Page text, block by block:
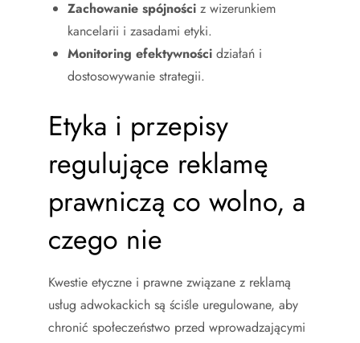
Zachowanie spójności z wizerunkiem
kancelarii i zasadami etyki.
Monitoring efektywności działań i
dostosowywanie strategii.
Etyka i przepisy
regulujące reklamę
prawniczą co wolno, a
czego nie
Kwestie etyczne i prawne związane z reklamą
usług adwokackich są ściśle uregulowane, aby
chronić społeczeństwo przed wprowadzającymi